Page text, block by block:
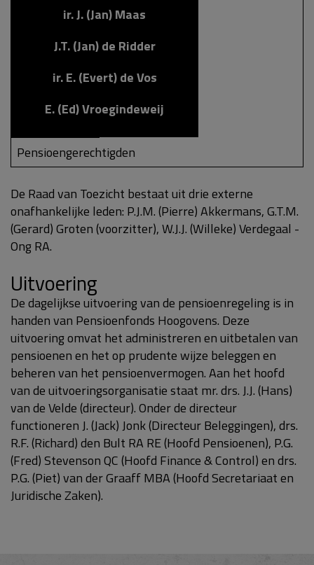
ir. J. (Jan) Maas
J.T. (Jan) de Ridder
ir. E. (Evert) de Vos
E. (Ed) Vroegindeweij
Pensioengerechtigden
De Raad van Toezicht bestaat uit drie externe
onafhankelijke leden: P.J.M. (Pierre) Akkermans, G.T.M.
(Gerard) Groten (voorzitter), W.J.J. (Willeke) Verdegaal -
Ong RA.
Uitvoering
De dagelijkse uitvoering van de pensioenregeling is in
handen van Pensioenfonds Hoogovens. Deze
uitvoering omvat het administreren en uitbetalen van
pensioenen en het op prudente wijze beleggen en
beheren van het pensioenvermogen. Aan het hoofd
van de uitvoeringsorganisatie staat mr. drs. J.J. (Hans)
van de Velde (directeur). Onder de directeur
functioneren J. (Jack) Jonk (Directeur Beleggingen), drs.
R.F. (Richard) den Bult RA RE (Hoofd Pensioenen), P.G.
(Fred) Stevenson QC (Hoofd Finance & Control) en drs.
P.G. (Piet) van der Graaff MBA (Hoofd Secretariaat en
Juridische Zaken).